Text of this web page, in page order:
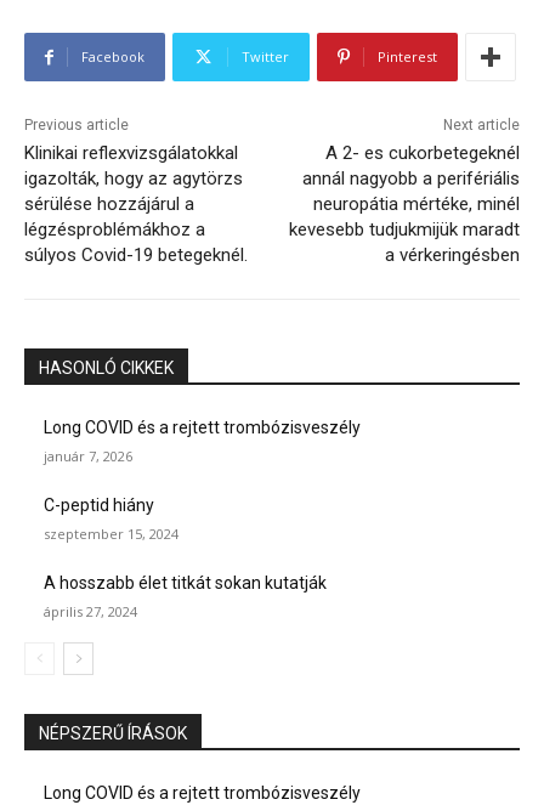
Facebook Twitter Pinterest
Previous article
Klinikai reflexvizsgálatokkal
igazolták, hogy az agytörzs
sérülése hozzájárul a
légzésproblémákhoz a
súlyos Covid-19 betegeknél.
Next article
A 2- es cukorbetegeknél
annál nagyobb a perifériális
neuropátia mértéke, minél
kevesebb tudjukmijük maradt
a vérkeringésben
HASONLÓ CIKKEK
Long COVID és a rejtett trombózisveszély
január 7, 2026
C-peptid hiány
szeptember 15, 2024
A hosszabb élet titkát sokan kutatják
április 27, 2024
NÉPSZERŰ ÍRÁSOK
Long COVID és a rejtett trombózisveszély